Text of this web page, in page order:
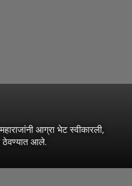
आग्रा भेट स्वीकारली,
ठेवण्यात आले.